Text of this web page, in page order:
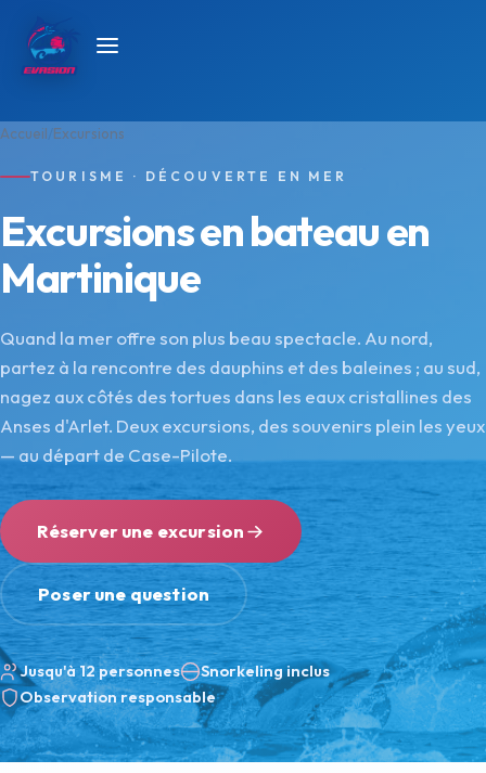
Accueil Excursions
TOURISME · DÉCOUVERTE EN MER
Excursions en bateau en
Martinique
Quand la mer offre son plus beau spectacle. Au nord,
partez à la rencontre des dauphins et des baleines ; au sud,
nagez aux côtés des tortues dans les eaux cristallines des
Anses d'Arlet. Deux excursions, des souvenirs plein les yeux
— au départ de Case-Pilote.
Réserver une excursion
Poser une question
Jusqu'à 12 personnes
Snorkeling inclus
Observation responsable